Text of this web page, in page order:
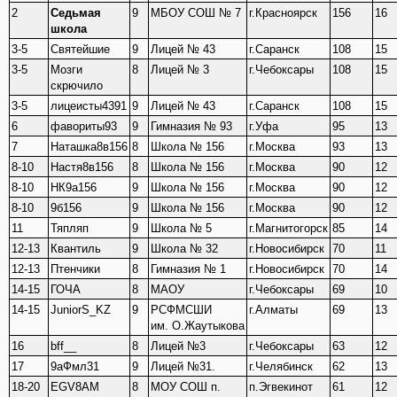
2
Седьмая
школа
9 МБОУ СОШ № 7 г.Красноярск 156 16
3-5 Святейшие 9 Лицей № 43 г.Саранск 108
15
3-5
Мозги
скрючило
8 Лицей № 3 г.Чебоксары 108 15
3-5 лицеисты4391 9 Лицей № 43 г.Саранск 108
15
6
фавориты93 9 Гимназия № 93 г.Уфа 95
13
7
Наташка8в156 8 Школа № 156 г.Москва 93
13
8-10
Настя8в156 8 Школа № 156 г.Москва 90
12
8-10
НК9а156 9 Школа № 156 г.Москва 90
12
8-10
9б156 9 Школа № 156 г.Москва 90
12
11
Тяпляп 9 Школа № 5 г.Магнитогорск 85
14
12-13
Квантиль 9 Школа № 32 г.Новосибирск 70
11
12-13
Птенчики 8 Гимназия № 1 г.Новосибирск 70
14
14-15
ГОЧА 8 МАОУ г.Чебоксары 69
10
14-15
JuniorS_KZ 9
РСФМСШИ
им. О.Жаутыкова
г.Алматы 69 13
16 bff__ 8 Лицей №3 г.Чебоксары 63
12
17
9аФмл31 9 Лицей №31. г.Челябинск 62
13
18-20
EGV8AM 8
МОУ СОШ п.
п.Эгвекинот 61 12